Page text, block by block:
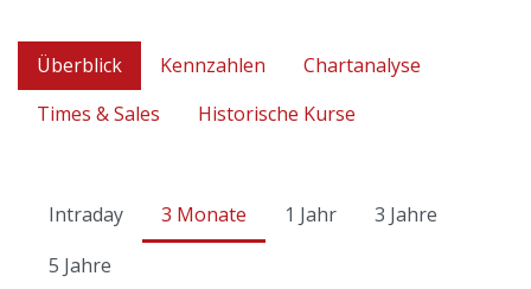
Überblick Kennzahlen
Chartanalyse
Times & Sales
Historische Kurse
Intraday 3 Monate 1 Jahr
3 Jahre
5 Jahre